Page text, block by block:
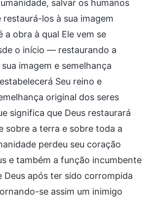
salvar os humanos
los à sua imagem
a obra à qual Ele vem se
o início — restaurando a
imagem e semelhança
Seu reino e
original dos seres
significa que Deus restaurará
sobre a terra e sobre toda a
perdeu seu coração
e também a função incumbente
Deus após ter sido corrompida
se assim um inimigo